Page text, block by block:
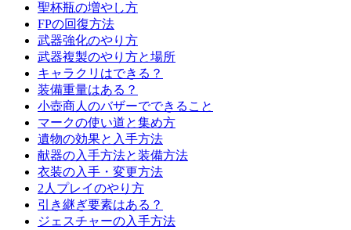
聖杯瓶の増やし方
FPの回復方法
武器強化のやり方
武器複製のやり方と場所
キャラクリはできる？
装備重量はある？
小壺商人のバザーでできること
マークの使い道と集め方
遺物の効果と入手方法
献器の入手方法と装備方法
衣装の入手・変更方法
2人プレイのやり方
引き継ぎ要素はある？
ジェスチャーの入手方法